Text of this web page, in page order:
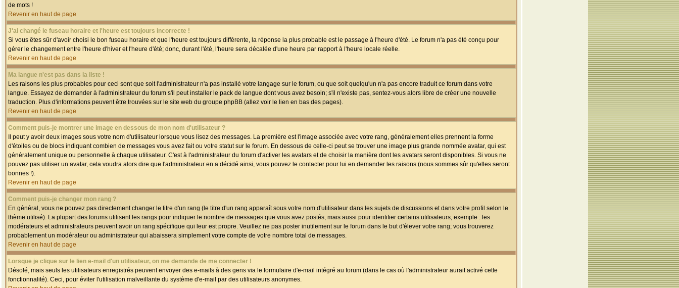
de mots !
Revenir en haut de page
J'ai changé le fuseau horaire et l'heure est toujours incorrecte !
Si vous êtes sûr d'avoir choisi le bon fuseau horaire et que l'heure est toujours différente, la réponse la plus probable est le passage à l'heure d'été. Le forum n'a pas été conçu pour
gérer le changement entre l'heure d'hiver et l'heure d'été; donc, durant l'été, l'heure sera décalée d'une heure par rapport à l'heure locale réelle.
Revenir en haut de page
Ma langue n'est pas dans la liste !
Les raisons les plus probables pour ceci sont que soit l'administrateur n'a pas installé votre langage sur le forum, ou que soit quelqu'un n'a pas encore traduit ce forum dans votre
langue. Essayez de demander à l'administrateur du forum s'il peut installer le pack de langue dont vous avez besoin; s'il n'existe pas, sentez-vous alors libre de créer une nouvelle
traduction. Plus d'informations peuvent être trouvées sur le site web du groupe phpBB (allez voir le lien en bas des pages).
Revenir en haut de page
Comment puis-je montrer une image en dessous de mon nom d'utilisateur ?
Il peut y avoir deux images sous votre nom d'utilisateur lorsque vous lisez des messages. La première est l'image associée avec votre rang, généralement elles prennent la forme
d'étoiles ou de blocs indiquant combien de messages vous avez fait ou votre statut sur le forum. En dessous de celle-ci peut se trouver une image plus grande nommée avatar, qui est
généralement unique ou personnelle à chaque utilisateur. C'est à l'administrateur du forum d'activer les avatars et de choisir la manière dont les avatars seront disponibles. Si vous ne
pouvez pas utiliser un avatar, cela voudra alors dire que l'administrateur en a décidé ainsi, vous pouvez le contacter pour lui en demander les raisons (nous sommes sûr qu'elles seront
bonnes !).
Revenir en haut de page
Comment puis-je changer mon rang ?
En général, vous ne pouvez pas directement changer le titre d'un rang (le titre d'un rang apparaît sous votre nom d'utilisateur dans les sujets de discussions et dans votre profil selon le
thème utilisé). La plupart des forums utilisent les rangs pour indiquer le nombre de messages que vous avez postés, mais aussi pour identifier certains utilisateurs, exemple : les
modérateurs et administrateurs peuvent avoir un rang spécifique qui leur est propre. Veuillez ne pas poster inutilement sur le forum dans le but d'élever votre rang; vous trouverez
probablement un modérateur ou administrateur qui abaissera simplement votre compte de votre nombre total de messages.
Revenir en haut de page
Lorsque je clique sur le lien e-mail d'un utilisateur, on me demande de me connecter !
Désolé, mais seuls les utilisateurs enregistrés peuvent envoyer des e-mails à des gens via le formulaire d'e-mail intégré au forum (dans le cas où l'administrateur aurait activé cette
fonctionnalité). Ceci, pour éviter l'utilisation malveillante du système d'e-mail par des utilisateurs anonymes.